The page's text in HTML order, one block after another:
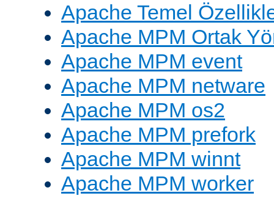
Apache Temel
Apache MPM Ortak
Apache MPM event
Apache MPM netware
Apache MPM os2
Apache MPM prefork
Apache MPM winnt
Apache MPM worker